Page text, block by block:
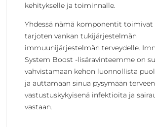
kehitykselle ja toiminnalle.
Yhdessä nämä komponentit toimivat
tarjoten vankan tukijärjestelmän
immuunijärjestelmän terveydelle.
System Boost -lisäravinteemme on
vahvistamaan kehon luonnollista
ja auttamaan sinua pysymään
vastustuskykyisenä infektioita ja
vastaan.